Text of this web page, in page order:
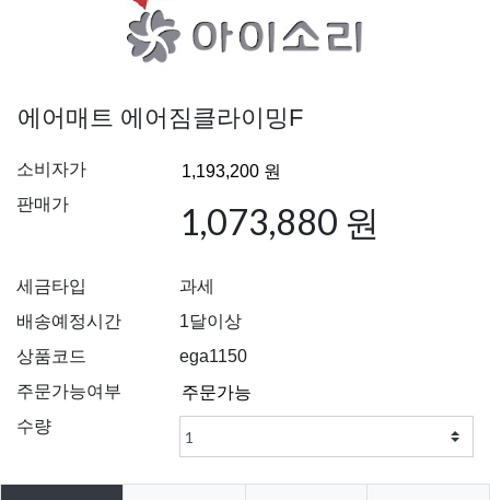
에어매트 에어짐클라이밍F
소비자가
판매가
1,073,880 원
세금타입
과세
배송예정시간
1달이상
상품코드
ega1150
주문가능여부
수량